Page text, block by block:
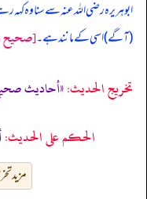
ابوہریرہ رضی اللہ عنہ سے سنا وہ کہہ
(آگے) اسی کے مانند ہے۔[صحيح
تخریج الحدیث:«أحاديث
الحكم على الحديث:
مزید